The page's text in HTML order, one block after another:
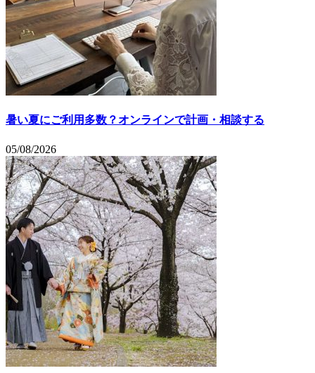
暑い夏にご利用多数？オンラインで計画・相談する
05/08/2026